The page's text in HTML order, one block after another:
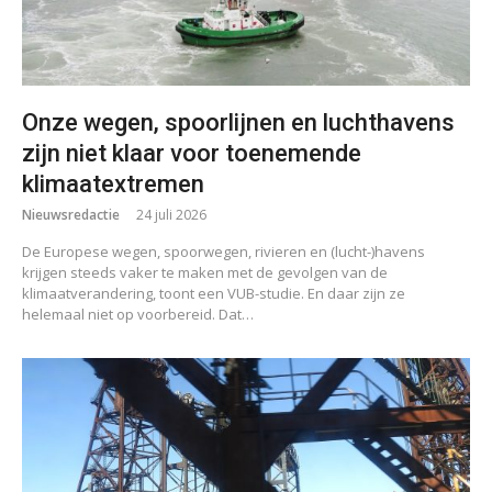
Onze wegen, spoorlijnen en luchthavens
zijn niet klaar voor toenemende
klimaatextremen
Nieuwsredactie 24 juli 2026
De Europese wegen, spoorwegen, rivieren en (lucht-)havens
krijgen steeds vaker te maken met de gevolgen van de
klimaatverandering, toont een VUB-studie. En daar zijn ze
helemaal niet op voorbereid. Dat…